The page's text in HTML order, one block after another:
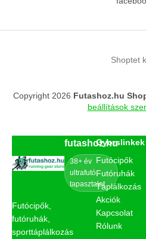
Shoptet
Copyright 2026 Futashoz.hu
beállítások
futashoz.hu
38+ év
ultrafutó
tapasztalat
Futócipők,
futóruhák,
sporttáplálkozás
Gyorslinkek
Futócipők
Futóruhák
Táplálkozás
Akciók
Kapcsolat
Rólunk